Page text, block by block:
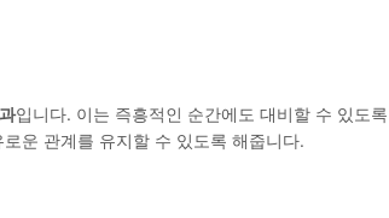
입니다. 이는 즉흥적인 순간에도 대비할 수 있도록
운 관계를 유지할 수 있도록 해줍니다.